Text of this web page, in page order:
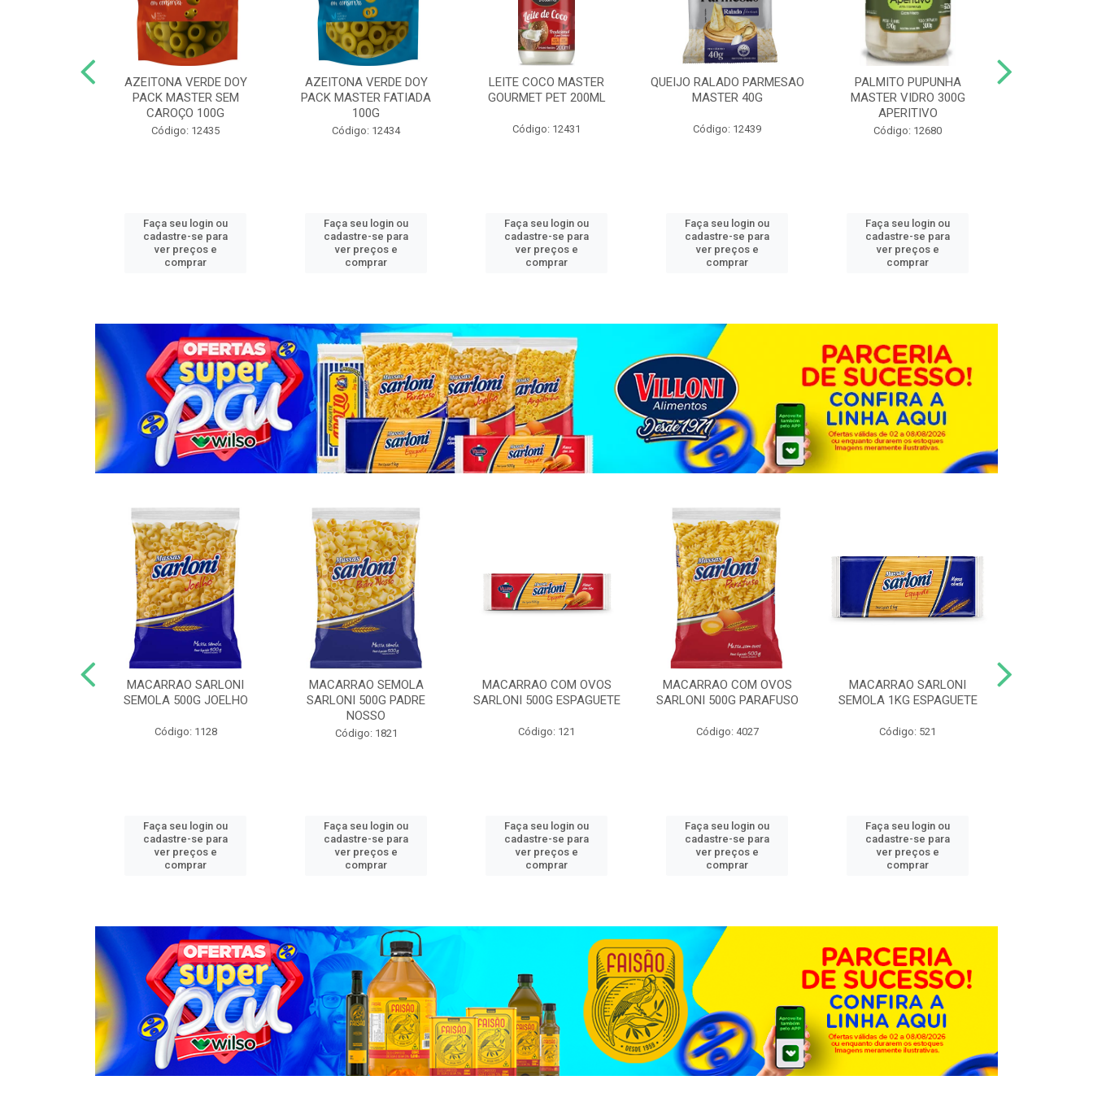
AZEITONA VERDE DOY
PACK MASTER SEM
CAROÇO 100G
Código: 12435
Faça seu login ou
cadastre-se para
ver preços e
comprar
AZEITONA VERDE DOY
PACK MASTER FATIADA
100G
Código: 12434
Faça seu login ou
cadastre-se para
ver preços e
comprar
LEITE COCO MASTER
GOURMET PET 200ML
Código: 12431
Faça seu login ou
cadastre-se para
ver preços e
comprar
QUEIJO RALADO PARMESAO
MASTER 40G
Código: 12439
Faça seu login ou
cadastre-se para
ver preços e
comprar
PALMITO PUPUNHA
MASTER VIDRO 300G
APERITIVO
Código: 12680
Faça seu login ou
cadastre-se para
ver preços e
comprar
MACARRAO SARLONI
SEMOLA 500G JOELHO
Código: 1128
Faça seu login ou
cadastre-se para
ver preços e
comprar
MACARRAO SEMOLA
SARLONI 500G PADRE
NOSSO
Código: 1821
Faça seu login ou
cadastre-se para
ver preços e
comprar
MACARRAO COM OVOS
SARLONI 500G ESPAGUETE
Código: 121
Faça seu login ou
cadastre-se para
ver preços e
comprar
MACARRAO COM OVOS
SARLONI 500G PARAFUSO
Código: 4027
Faça seu login ou
cadastre-se para
ver preços e
comprar
MACARRAO SARLONI
SEMOLA 1KG ESPAGUETE
Código: 521
Faça seu login ou
cadastre-se para
ver preços e
comprar